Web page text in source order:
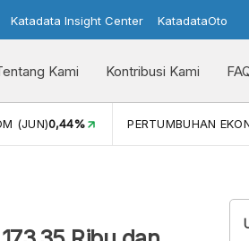
Katadata Insight Center KatadataOto
Kami Kontribusi Kami
(JUN)0,44% PERTUMBUHAN